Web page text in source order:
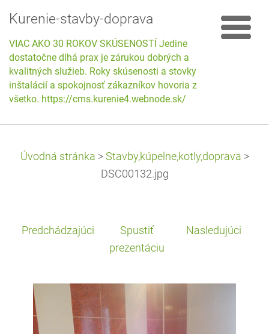
Kurenie-stavby-doprava
VIAC AKO 30 ROKOV SKÚSENOSTÍ Jedine
dostatočne dlhá prax je zárukou dobrých a
kvalitných služieb. Roky skúsenosti a stovky
inštalácií a spokojnosť zákazníkov hovoria za
všetko. https://cms.kurenie4.webnode.sk/
Úvodná stránka > Stavby,kúpelne,kotly,doprava >
DSC00132.jpg
Predchádzajúci
Spustiť
prezentáciu
Nasledujúci